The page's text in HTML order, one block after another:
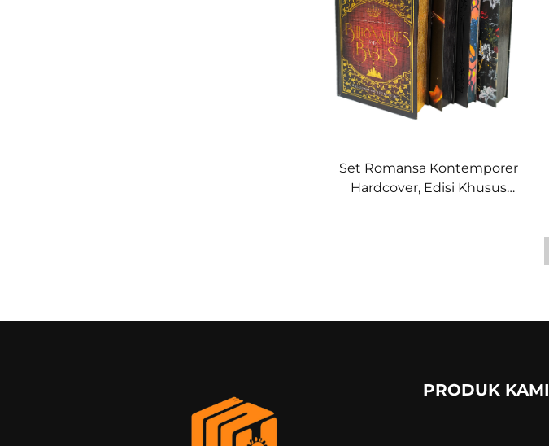
Set Romansa Kontemporer
Hardcover, Edisi Khusus
PRODUK KAMI